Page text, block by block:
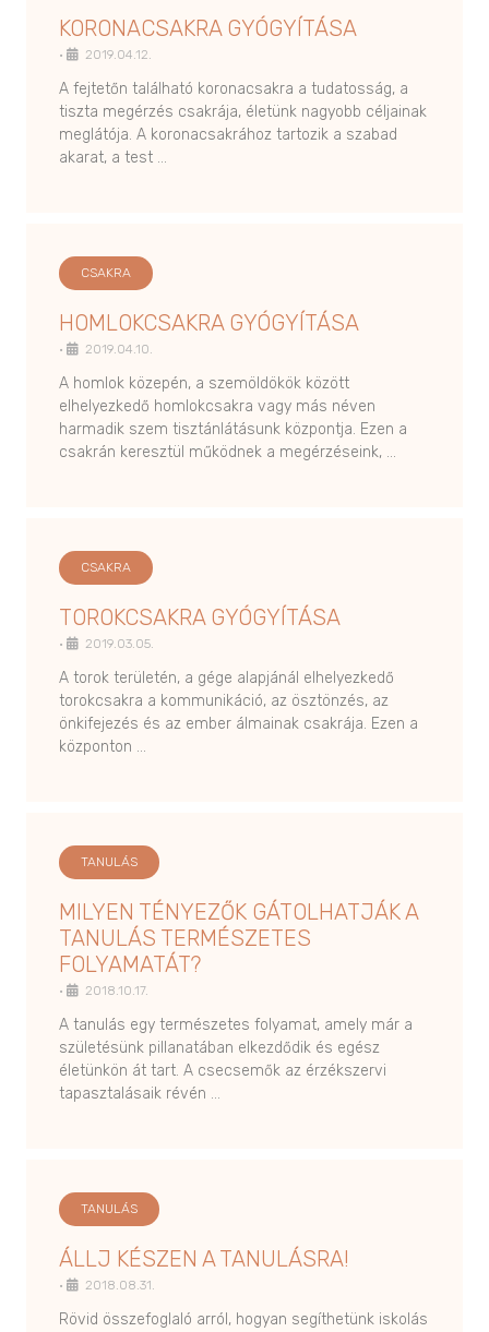
KORONACSAKRA GYÓGYÍTÁSA
• 2019.04.12.
A fejtetőn található koronacsakra a tudatosság, a
tiszta megérzés csakrája, életünk nagyobb céljainak
meglátója. A koronacsakrához tartozik a szabad
akarat, a test …
CSAKRA
HOMLOKCSAKRA GYÓGYÍTÁSA
• 2019.04.10.
A homlok közepén, a szemöldökök között
elhelyezkedő homlokcsakra vagy más néven
harmadik szem tisztánlátásunk központja. Ezen a
csakrán keresztül működnek a megérzéseink, …
CSAKRA
TOROKCSAKRA GYÓGYÍTÁSA
• 2019.03.05.
A torok területén, a gége alapjánál elhelyezkedő
torokcsakra a kommunikáció, az ösztönzés, az
önkifejezés és az ember álmainak csakrája. Ezen a
központon …
TANULÁS
MILYEN TÉNYEZŐK GÁTOLHATJÁK A
TANULÁS TERMÉSZETES
FOLYAMATÁT?
• 2018.10.17.
A tanulás egy természetes folyamat, amely már a
születésünk pillanatában elkezdődik és egész
életünkön át tart. A csecsemők az érzékszervi
tapasztalásaik révén …
TANULÁS
ÁLLJ KÉSZEN A TANULÁSRA!
• 2018.08.31.
Rövid összefoglaló arról, hogyan segíthetünk iskolás